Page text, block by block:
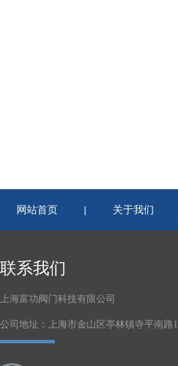
网站首页 | 关于我们
联系我们
上海富功阀门科技有限公司
公司地址：上海市金山区亭林镇寺平南路